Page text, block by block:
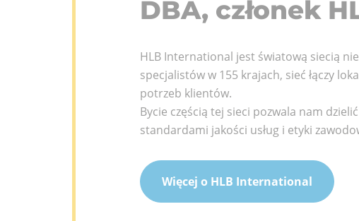
jesteśmy
?
Zespół
zaangażowania
międzynarodowa
DBA, członek
HLB International jest światową siecią
specjalistów w 155 krajach, sieć łączy
potrzeb klientów.
Bycie częścią tej sieci pozwala nam
standardami jakości usług i etyki
Więcej o HLB International